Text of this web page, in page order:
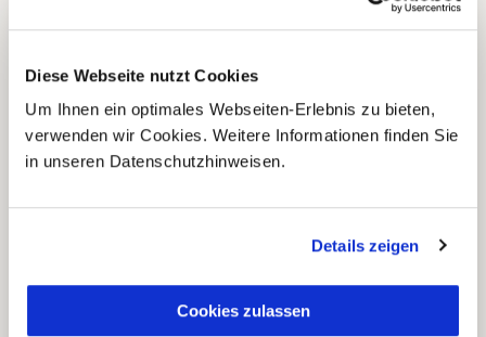
Diese Webseite nutzt Cookies
Um Ihnen ein optimales Webseiten-Erlebnis zu bieten,
verwenden wir Cookies. Weitere Informationen finden Sie
in unseren Datenschutzhinweisen.
Details zeigen
Cookies zulassen
3
ausgezeichnet und als
zertifiziert.
4
Reiseländern nur mit eigenen